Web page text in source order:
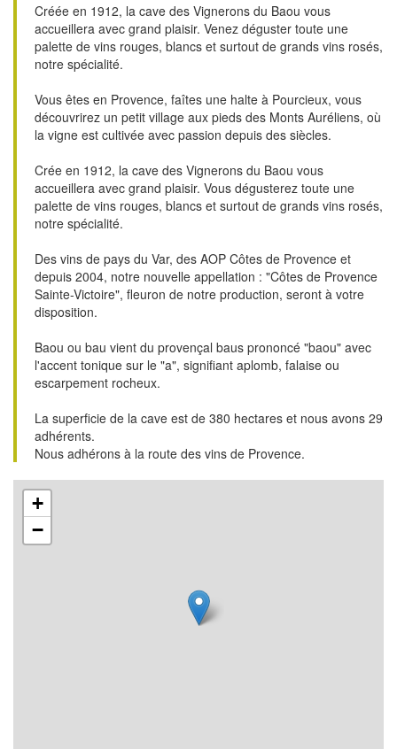
Créée en 1912, la cave des Vignerons du Baou vous
accueillera avec grand plaisir. Venez déguster toute une
palette de vins rouges, blancs et surtout de grands vins rosés,
notre spécialité.
Vous êtes en Provence, faîtes une halte à Pourcieux, vous
découvrirez un petit village aux pieds des Monts Auréliens, où
la vigne est cultivée avec passion depuis des siècles.
Crée en 1912, la cave des Vignerons du Baou vous
accueillera avec grand plaisir. Vous dégusterez toute une
palette de vins rouges, blancs et surtout de grands vins rosés,
notre spécialité.
Des vins de pays du Var, des AOP Côtes de Provence et
depuis 2004, notre nouvelle appellation : "Côtes de Provence
Sainte-Victoire", fleuron de notre production, seront à votre
disposition.
Baou ou bau vient du provençal baus prononcé "baou" avec
l'accent tonique sur le "a", signifiant aplomb, falaise ou
escarpement rocheux.
La superficie de la cave est de 380 hectares et nous avons 29
adhérents.
Nous adhérons à la route des vins de Provence.
+
−